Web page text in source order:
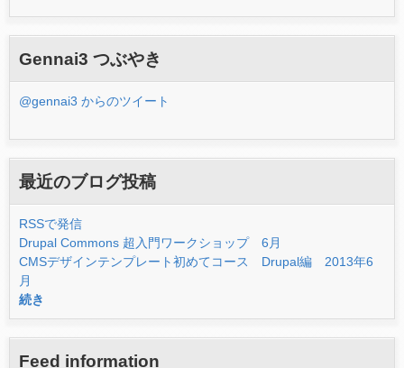
Gennai3 つぶやき
@gennai3 からのツイート
最近のブログ投稿
RSSで発信
Drupal Commons 超入門ワークショップ 6月
CMSデザインテンプレート初めてコース Drupal編 2013年6
月
続き
Feed information